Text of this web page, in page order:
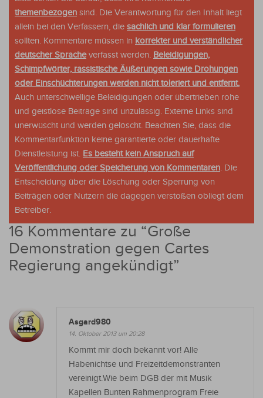
themenbezogen sind. Die Verantwortung für den Inhalt liegt
allein bei den Verfassern, die sachlich und klar formulieren
sollten. Kommentare müssen in korrekter und verständlicher
deutscher Spracheverfasst werden. Beleidigungen,
Schimpfwörter, rassistische Äußerungen sowie Drohungen
oder Einschüchterungen werden nicht toleriert und entfernt.
Auch unterschwellige Beleidigungen oder übertrieben rohe
und geistlose Beiträge sind unzulässig. Externe Links sind
unerwüscht und werden gelöscht. Beachten Sie, dass die
Kommentarfunktion keine garantierte oder dauerhafte
Dienstleistung ist. Es besteht kein Anspruch auf
Veröffentlichung oder Speicherung von Kommentaren. Die
Entscheidung über die Löschung oder Sperrung von
Beiträgen oder Nutzern die dagegen verstoßen obliegt dem
Betreiber.
16 Kommentare zu “Große
Demonstration gegen Cartes
Regierung angekündigt”
Asgard980
14. Oktober 2013 um 20:28
Kommt mir doch bekannt vor! Alle
Habenichtse und Freizeitdemonstranten
vereinigt.Wie beim DGB der mit Musik
Kapellen Bunten Rahmenprogram Freie